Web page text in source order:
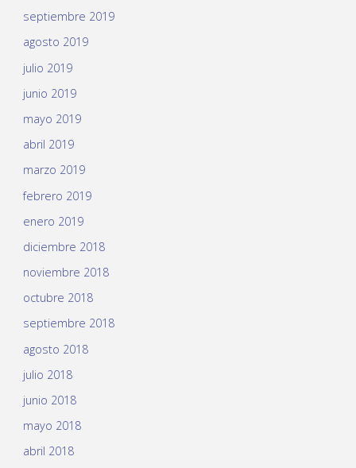
septiembre 2019
agosto 2019
julio 2019
junio 2019
mayo 2019
abril 2019
marzo 2019
febrero 2019
enero 2019
diciembre 2018
noviembre 2018
octubre 2018
septiembre 2018
agosto 2018
julio 2018
junio 2018
mayo 2018
abril 2018